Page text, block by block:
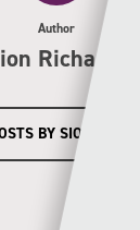
Author
Richards
BY SION